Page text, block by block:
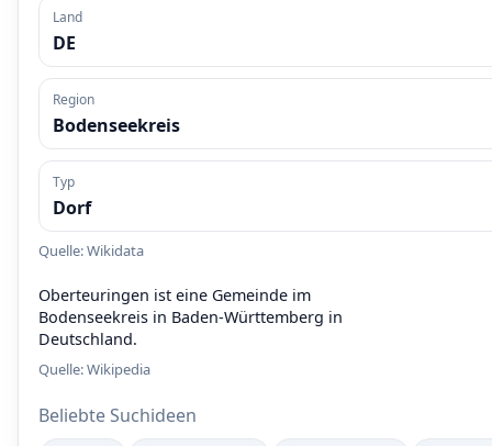
Land
DE
Region
Bodenseekreis
Typ
Dorf
Quelle: Wikidata
Oberteuringen ist eine Gemeinde im
Bodenseekreis in Baden-Württemberg in
Deutschland.
Quelle:Wikipedia
Beliebte Suchideen